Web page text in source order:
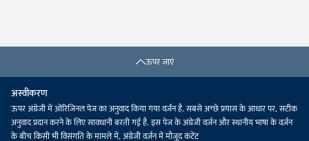
ऊपर जाएं
अस्वीकरण
ऊपर अंग्रेजी में ओरिजिनल पेज का अनुवाद किया गया वर्ज़न है. सबसे अच्छे प्रयास के आधार पर, सटीक
अनुवाद प्रदान करने के लिए सावधानी बरती गई है. इस पेज के अंग्रेजी वर्ज़न और स्थानीय भाषा के वर्ज़न
के बीच किसी भी विसंगति के मामले में, अंग्रेजी वर्ज़न में मौजूद कंटेंट